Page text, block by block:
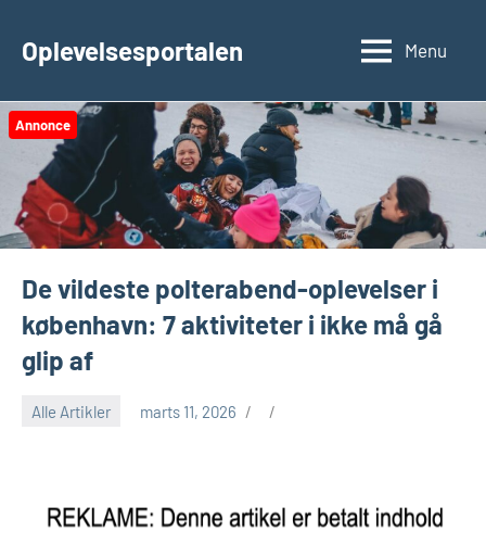
Oplevelsesportalen Menu
Annonce
De vildeste polterabend-oplevelser i
københavn: 7 aktiviteter i ikke må gå
glip af
Alle Artikler marts 11, 2026